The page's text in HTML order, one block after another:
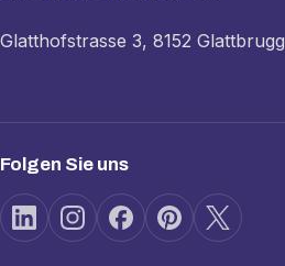
Glatthofstrasse 3, 8152 Glattbrugg
Folgen Sie uns